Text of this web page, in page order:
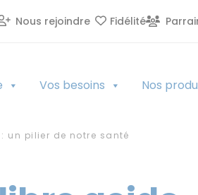
Nous rejoindre Fidélité
Vos besoins Nos
un pilier de notre santé